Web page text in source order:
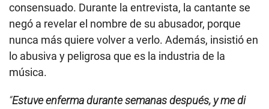
consensuado. Durante la entrevista, la cantante se
negó a revelar el nombre de su abusador, porque
nunca más quiere volver a verlo. Además, insistió en
lo abusiva y peligrosa que es la industria de la
música.
“Estuve enferma durante semanas después, y me di